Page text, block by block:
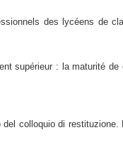
des lycéens de
supérieur : la maturité de
colloquio di restituzione.